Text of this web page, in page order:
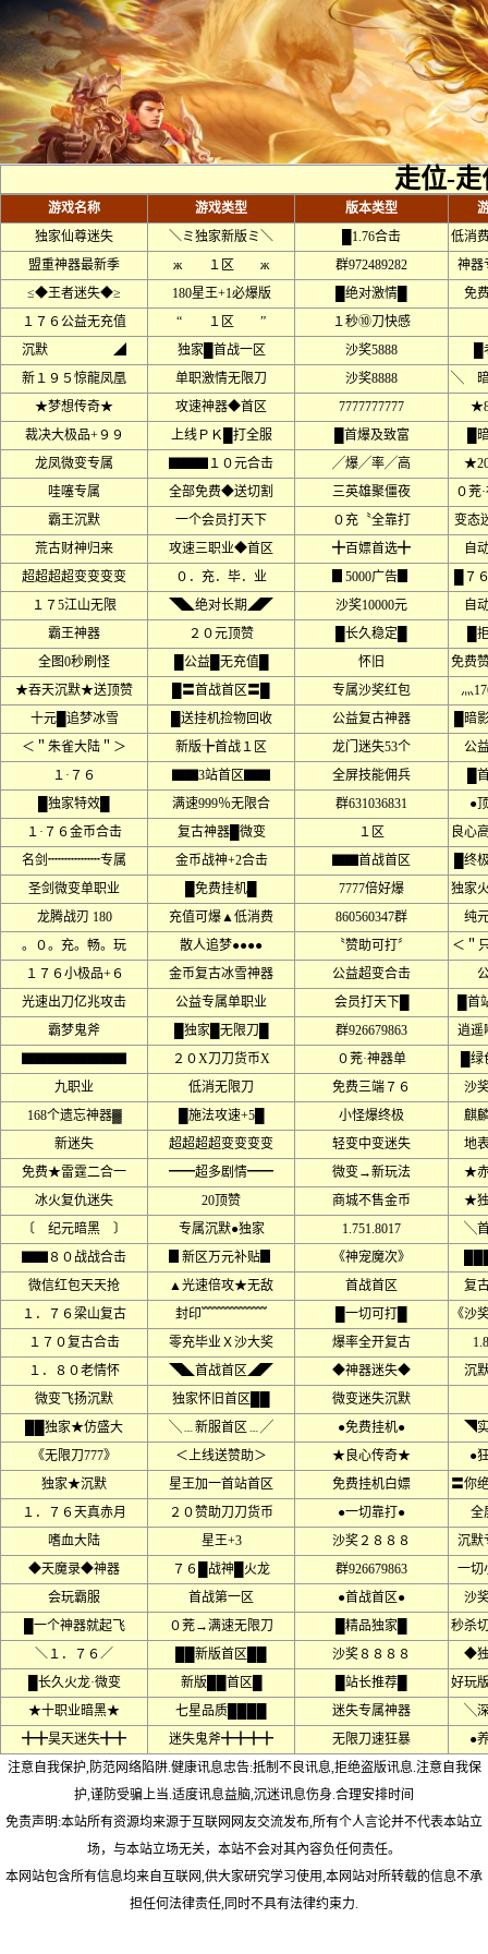
走位-
游戏名称 游戏类型 版本类型
独家仙尊迷失
＼ミ独家新版ミ＼ █1.76合击
低消
盟重神器最新季
ж １区 ж 群972489282
神器
≤◆王者迷失◆≥
180星王+1必爆版 █绝对激情█
免
１７６公益无充值
“ １区 ”
１秒⑩刀快感
沉默 ◢
独家█首战一区 沙奖5888
新１９５惊龍凤凰
单职激情无限刀 沙奖8888
╲
★梦想传奇★
攻速神器◆首区 7777777777
裁决大极品+９９
上线ＰＫ█打全服 █首爆及致富
█
龙凤微变专属
▇▇▇１０元合击 ╱爆╱率╱高
哇噻专属
全部免费◆送切割 三英雄聚僵夜
０茺
霸王沉默
一个会员打天下 ０充〝全靠打
变态
荒古财神归来
攻速三职业◆首区 ╋百嫖首选╋
自
超超超超变变变变
０．充．毕．业 ▊5000广告▊
█７
１７5江山无限
◥◣绝对长期◢◤ 沙奖10000元
自
霸王神器
２０元顶赞 █长久稳定█
█
全图0秒刷怪
█公益█无充值█ 怀旧
免费
★吞天沉默★送顶赞
█〓首战首区〓█ 专属沙奖红包
灬
十元█追梦冰雪
█送挂机捡物回收 公益复古神器
█暗
＜＂朱雀大陆＂＞
新版╊首战１区 龙门迷失53个
公
１·７６
▇▇3站首区▇▇ 全屏技能佣兵
█
█独家特效█
满速999％无限合 群631036831
●
１·７６金币合击
复古神器█微变 １区
良心
名剑┉┉┉┉专属
金币战神+2合击 ▇▇首战首区
█终
圣剑微变单职业
█免费挂机█ 7777倍好爆
独家
龙腾战刃 180
充值可爆▲低消费 860560347群
纯
。０。充。畅。玩
散人追梦●●●● 〝赞助可打〞
＜＂
１７６小极品+６
金币复古冰雪神器 公益超变合击
光速出刀亿兆攻击
公益专属单职业 会员打天下█
█
霸梦鬼斧
█独家█无限刀█ 群926679863
逍遥
２０X刀刀货币X ０茺·神器单
█
九职业
低消无限刀 免费三端７６
沙
168个遗忘神器▓
█施法攻速+5█ 小怪爆终极
麒
新迷失
超超超超变变变变 轻变中变迷失
地
免费★雷霆二合一
━━超多剧情━━ 微变→新玩法
★
冰火复仇迷失
20顶赞 商城不售金币
★
〔 纪元暗黑 〕
专属沉默●独家 1.751.8017
╲
▇▇８０战战合击
▊新区万元补贴▊ 《神宠魔次》
微信红包天天抢
▲光速倍攻★无敌 首战首区
复
１．７６梁山复古
封印﹌﹌﹌﹌﹌ █一切可打█
《沙
１７０复古合击
零充毕业Ｘ沙大奖 爆率全开复古
１．８０老情怀
◥◣首战首区◢◤ ◆神器迷失◆
沉
微变飞扬沉默
独家怀旧首区██
微变迷失沉默
██独家★仿盛大
╲﹍新服首区﹍╱ ●免费挂机●
◥
《无限刀777》
＜上线送赞助＞ ★良心传奇★
●
独家★沉默
星王加一首站首区 免费挂机白嫖
〓你
１．７６天真赤月
２０赞助刀刀货币 ●一切靠打●
全
嗜血大陆
星王+3 沙奖２８８８
沉默
◆天魔录◆神器
７６█战神█火龙 群926679863
一切
会玩霸服
首战第一区 ●首战首区●
沙
█一个神器就起飞
０茺→满速无限刀 █精品独家█
秒杀
＼１．７６／
██新版首区██ 沙奖８８８８
◆
█长久火龙·微变
新版██首区█ █站长推荐█
好玩
★十职业暗黑★
七星品质████ 迷失专属神器
╲
╋╋昊天迷失╋╋
迷失鬼斧╋╋╋╋ 无限刀速狂暴
●
注意自我保护,防范网络陷阱.健康讯息忠告:抵制不良讯息,拒绝盗版讯息.注意自我保
护,谨防受骗上当.适度讯息益脑,沉迷讯息伤身.合理安排时间
免责声明:本站所有资源均来源于互联网网友交流发布,所有个人言论并不代表本站立
场，与本站立场无关，本站不会对其內容负任何责任。
本网站包含所有信息均来自互联网,供大家研究学习使用,本网站对所转载的信息不承
担任何法律责任,同时不具有法律约束力.